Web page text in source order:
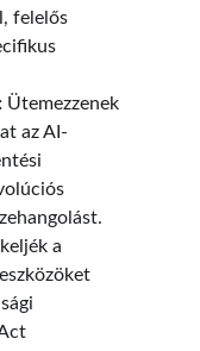
felelős
Ütemezzenek
az AI-
a